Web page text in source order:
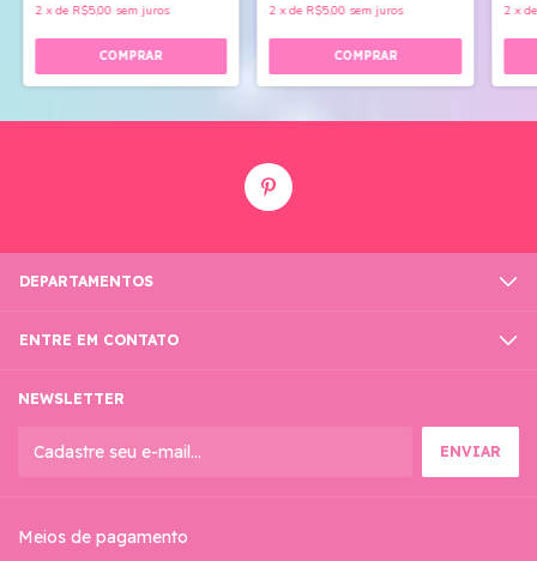
2 xde R$5,00 sem juros 2 xde R$5,00 sem juros 2 x
DEPARTAMENTOS
ENTRE EM CONTATO
NEWSLETTER
Meios de pagamento